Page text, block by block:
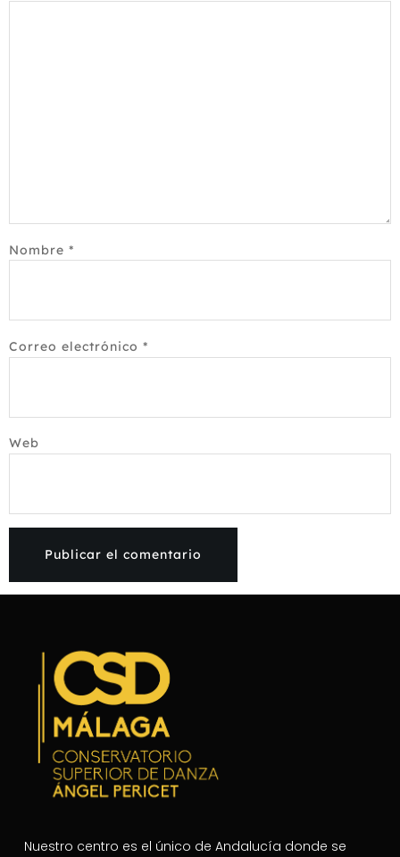
Nombre *
Correo electrónico *
Web
Nuestro centro es el único de Andalucía donde se